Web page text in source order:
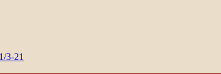
3-21